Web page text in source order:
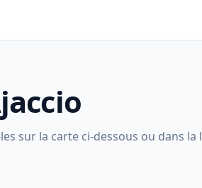
sur la carte ci-dessous ou dans la